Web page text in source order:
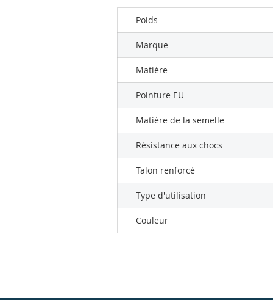
Poids
Marque
Matière
Pointure EU
Matière de la semelle
Résistance aux chocs
Talon renforcé
Type d'utilisation
Couleur